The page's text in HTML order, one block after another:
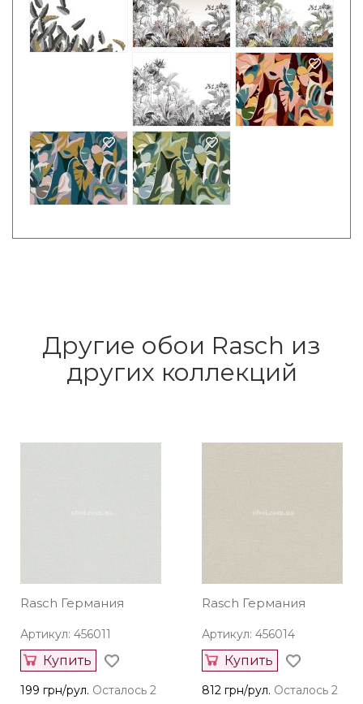
Другие обои Rasch из
других коллекций
Rasch Германия
Артикул: 456011
Купить
199 грн/рул. Осталось 2
Rasch Германия
Артикул: 456014
Купить
812 грн/рул. Осталось 2